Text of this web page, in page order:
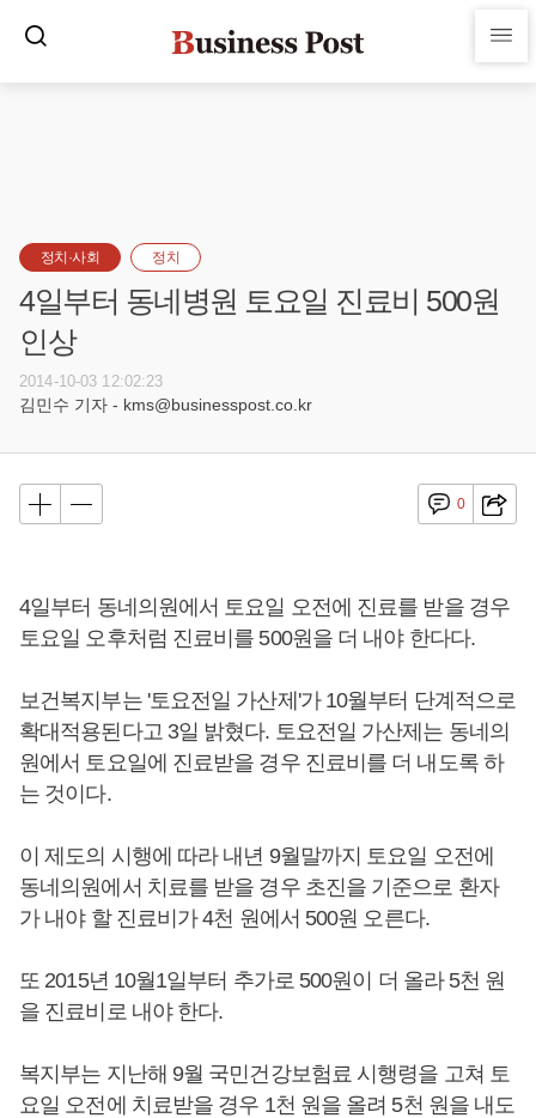
정치·사회 정치
4일부터 동네병원 토요일 진료비 500원
인상
2014-10-03 12:02:23
김민수 기자 - kms@businesspost.co.kr
0
4일부터 동네의원에서 토요일 오전에 진료를 받을 경우
토요일 오후처럼 진료비를 500원을 더 내야 한다다.
보건복지부는 '토요전일 가산제'가 10월부터 단계적으로
확대적용된다고 3일 밝혔다. 토요전일 가산제는 동네의
원에서 토요일에 진료받을 경우 진료비를 더 내도록 하
는 것이다.
이 제도의 시행에 따라 내년 9월말까지 토요일 오전에
동네의원에서 치료를 받을 경우 초진을 기준으로 환자
가 내야 할 진료비가 4천 원에서 500원 오른다.
또 2015년 10월1일부터 추가로 500원이 더 올라 5천 원
을 진료비로 내야 한다.
복지부는 지난해 9월 국민건강보험료 시행령을 고쳐 토
요일 오전에 치료받을 경우 1천 원을 올려 5천 원을 내도